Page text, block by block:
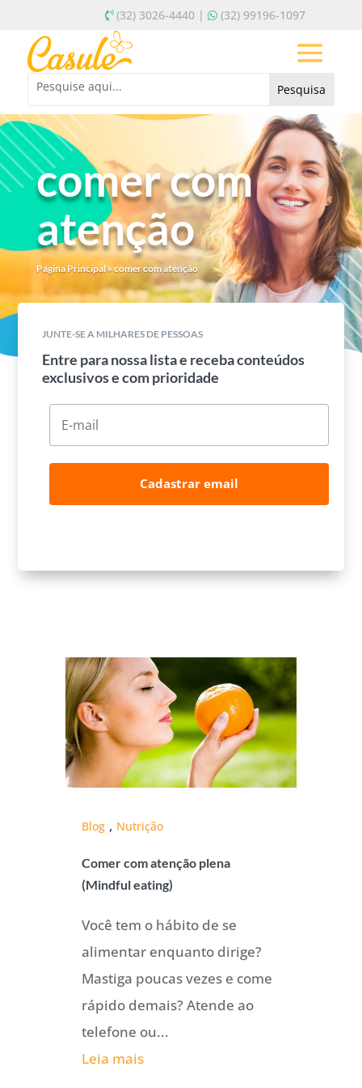
(32) 3026-4440 | (32) 99196-1097
comer com
atenção
Página Principal» comer com atenção
JUNTE-SE A MILHARES DE PESSOAS
Entre para nossa lista e receba conteúdos
exclusivos e com prioridade
Cadastrar email
Blog , Nutrição
Comer com atenção plena
(Mindful eating)
Você tem o hábito de se
alimentar enquanto dirige?
Mastiga poucas vezes e come
rápido demais? Atende ao
telefone ou...
Leia mais